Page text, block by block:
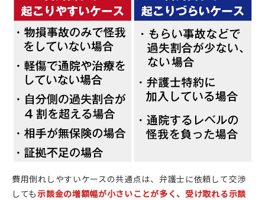
費用倒れしやすいケースの共通点は、弁護士に依頼して交渉
しても示談金の増額幅が小さいことが多く、受け取れる示談